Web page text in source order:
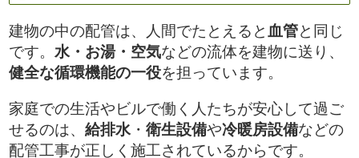
建物の中の配管は、人間でたとえると 血管と同じ
です。 水・お湯・空気などの流体を建物に送り、
健全な循環機能の一役を担っています。
家庭での生活やビルで働く人たちが安心して過ご
せるのは、 給排水・ 衛生設備や冷暖房設備などの
配管工事が正しく施工されているからです。